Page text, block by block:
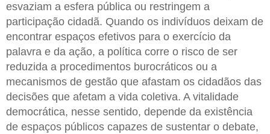
esvaziam a esfera pública ou restringem a
participação cidadã. Quando os indivíduos deixam de
encontrar espaços efetivos para o exercício da
palavra e da ação, a política corre o risco de ser
reduzida a procedimentos burocráticos ou a
mecanismos de gestão que afastam os cidadãos das
decisões que afetam a vida coletiva. A vitalidade
democrática, nesse sentido, depende da existência
de espaços públicos capazes de sustentar o debate,